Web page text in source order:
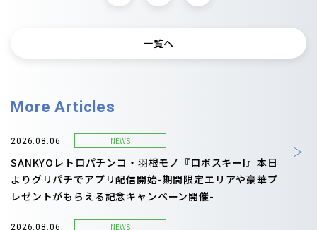
一覧へ
More Articles
2026.08.06 NEWS
SANKYOレトロパチンコ・羽根モノ『ロボスキーI』本日
よりグリパチでアプリ配信開始-期間限定エリアや豪華プ
レゼントがもらえる記念キャンペーン開催-
2026.08.06 NEWS